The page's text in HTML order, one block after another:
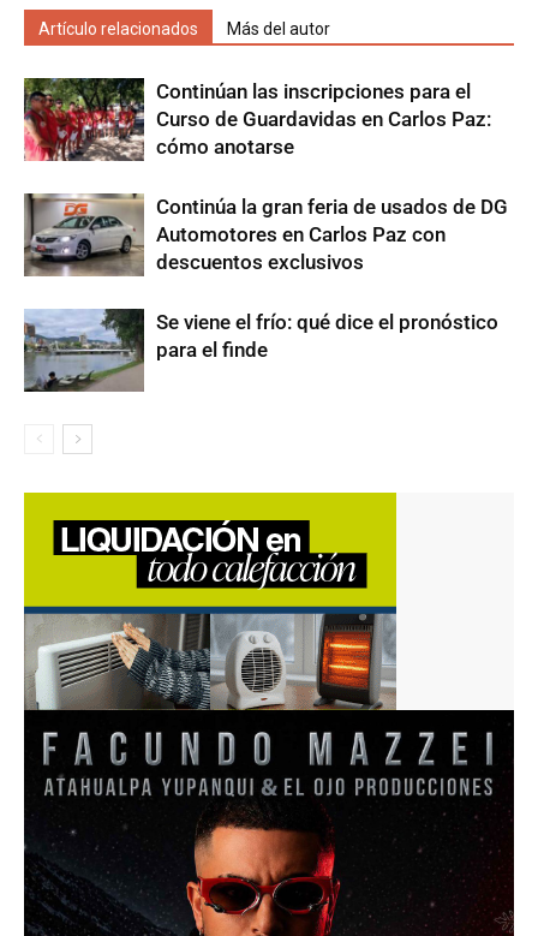
Artículo relacionados Más del autor
Continúan las inscripciones para el
Curso de Guardavidas en Carlos Paz:
cómo anotarse
Continúa la gran feria de usados de DG
Automotores en Carlos Paz con
descuentos exclusivos
Se viene el frío: qué dice el pronóstico
para el finde